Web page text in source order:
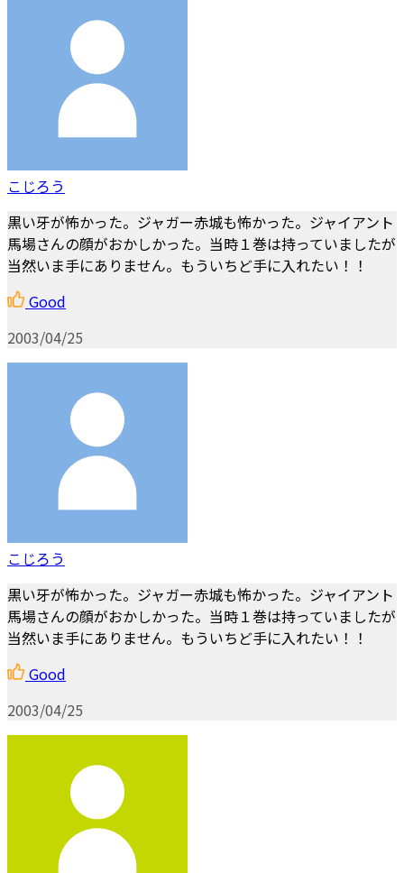
こじろう
黒い牙が怖かった。ジャガー赤城も怖かった。ジャイアント
馬場さんの顔がおかしかった。当時１巻は持っていましたが
当然いま手にありません。もういちど手に入れたい！！
Good
2003/04/25
こじろう
黒い牙が怖かった。ジャガー赤城も怖かった。ジャイアント
馬場さんの顔がおかしかった。当時１巻は持っていましたが
当然いま手にありません。もういちど手に入れたい！！
Good
2003/04/25